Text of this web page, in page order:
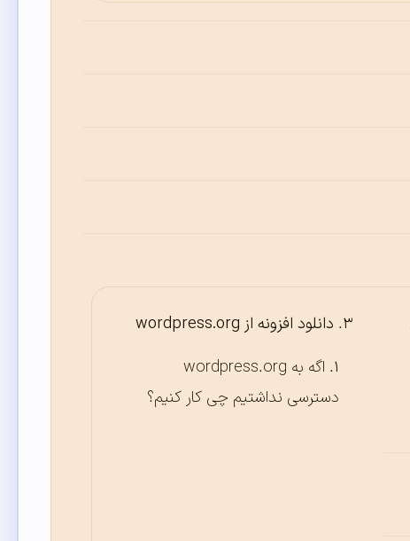
دانلود افزونه از wordpress.org
اگه به wordpress.org
دسترسی نداشتیم چی کار کنیم؟